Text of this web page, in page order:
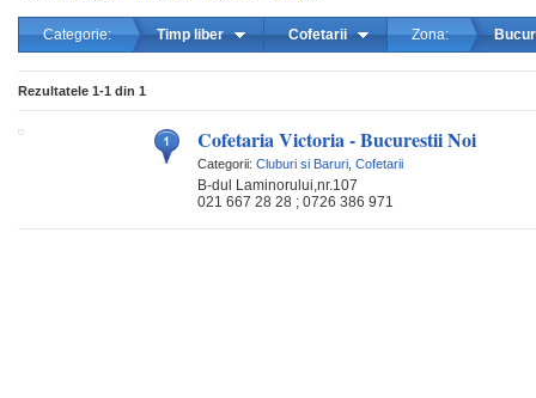
Categorie: Timp liber Cofetarii Zona:
Rezultatele 1-1 din 1
Cofetaria Victoria - Bucurestii Noi
Categorii: Cluburi si Baruri Cofetarii
B-dul Laminorului,nr.107
021 667 28 28 ; 0726 386 971